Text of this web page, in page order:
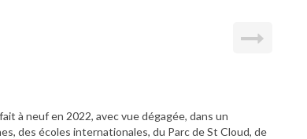
à neuf en 2022, avec vue dégagée, dans un
des écoles internationales, du Parc de St Cloud, de